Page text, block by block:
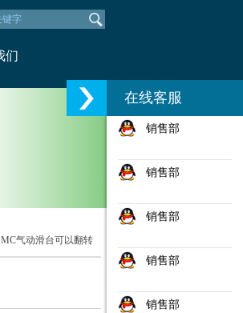
们
气动滑台可以翻转
在线客服
销售部
销售部
销售部
销售部
销售部